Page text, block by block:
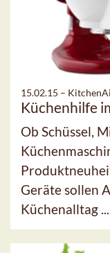
15.02.15 –
Küchenhilfe
Ob Schüssel,
Geräte sollen
Küchenalltag ...